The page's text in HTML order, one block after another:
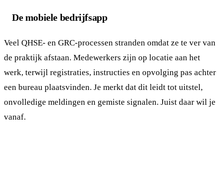
De mobiele bedrijfsapp
Veel QHSE- en GRC-processen stranden omdat ze te ver van
de praktijk afstaan. Medewerkers zijn op locatie aan het
werk, terwijl registraties, instructies en opvolging pas achter
een bureau plaatsvinden. Je merkt dat dit leidt tot uitstel,
onvolledige meldingen en gemiste signalen. Juist daar wil je
vanaf.